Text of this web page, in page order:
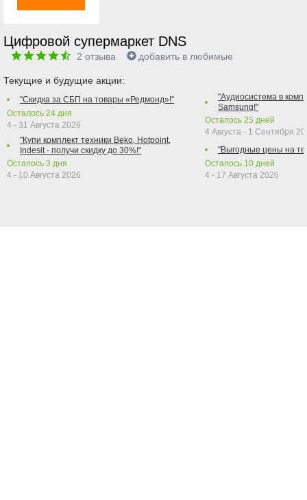
Цифровой супермаркет DNS
2 отзыва добавить в любимые
Текущие и будущие акции:
"Скидка за СБП на товары «Редмонд»!"
Осталось 24 дня
4 - 31 Августа 2026
"Купи комплект техники Beko, Hotpoint,
Indesit - получи скидку до 30%!"
Осталось 3 дня
4 - 10 Августа 2026
"Аудиосистема в
Samsung!"
Осталось 25 дней
4 Августа - 1 Сентября
"Выгодные цены на
Осталось 10 дней
4 - 17 Августа 2026